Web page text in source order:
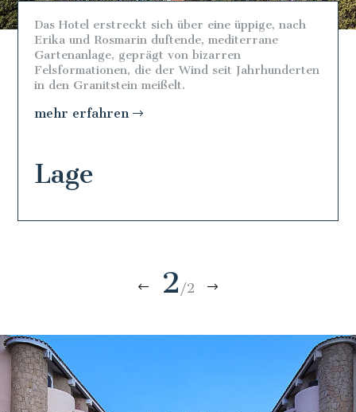
Das Hotel erstreckt sich über eine üppige, nach
Erika und Rosmarin duftende, mediterrane
Gartenanlage, geprägt von bizarren
Felsformationen, die der Wind seit Jahrhunderten
in den Granitstein meißelt.
mehr erfahren
Lage
2 /2